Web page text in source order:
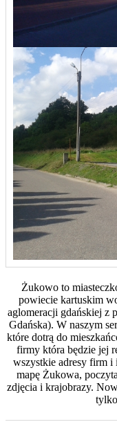
Żukowo to
powiecie kartuskim
aglomeracji gdańskiej z
Gdańska). W naszym
które dotrą do
firmy która będzie jej
wszystkie adresy firm i
mapę Żukowa,
zdjęcia i krajobrazy.